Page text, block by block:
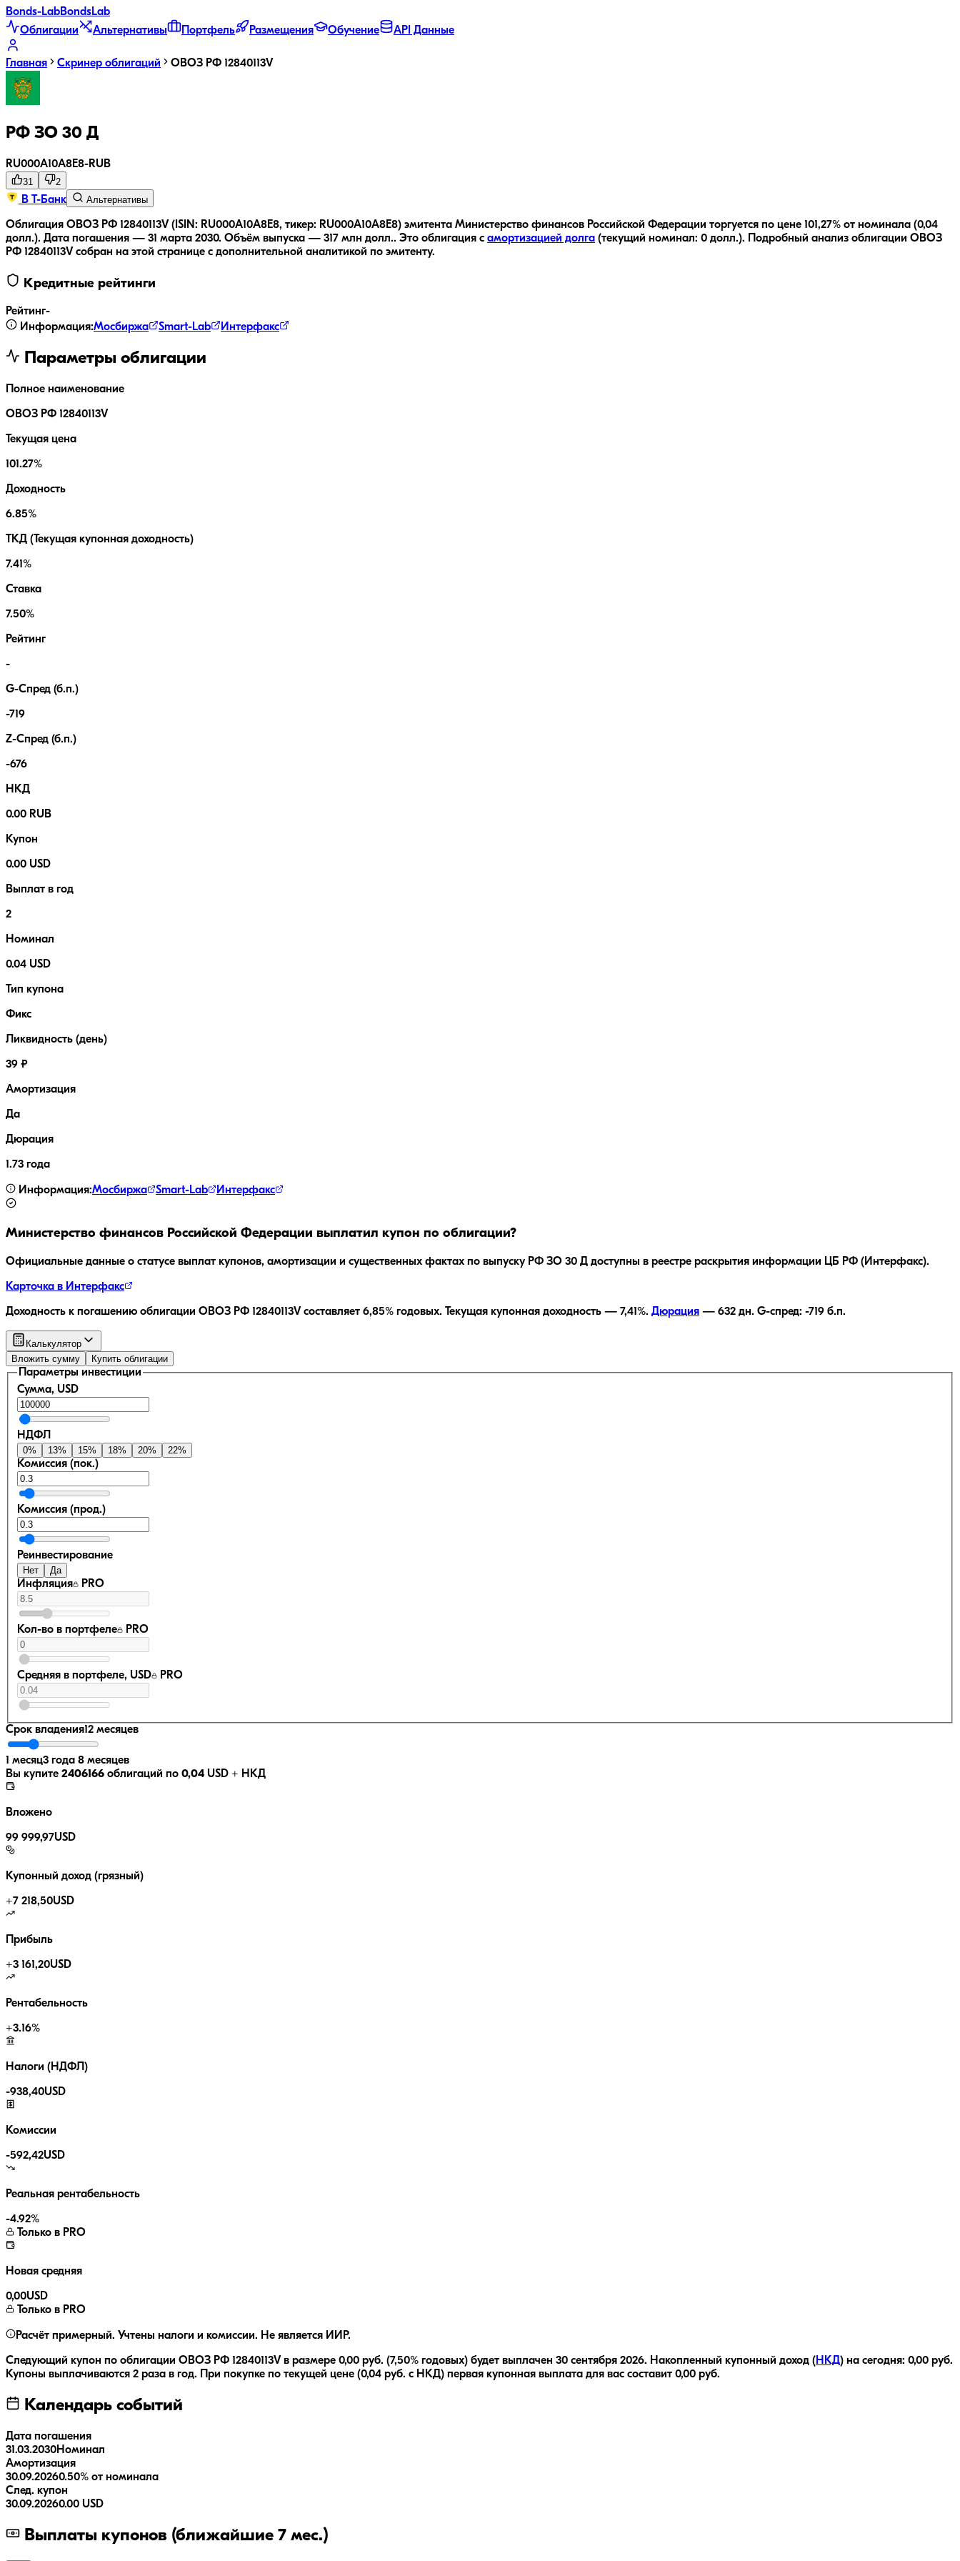
Bonds-LabBondsLab
Облигации
Альтернативы Портфель Размещения Обучение API Данные
Главная Скринер облигаций ОВОЗ РФ 12840113V
РФ ЗО 30 Д
RU000A10A8E8-RUB
31 2
В Т-Банк Альтернативы
Облигация ОВОЗ РФ 12840113V (ISIN: RU000A10A8E8, тикер: RU000A10A8E8) эмитента Министерство финансов Российской Федерации торгуется по цене 101,27% от номинала (0,04
долл.). Дата погашения — 31 марта 2030. Объём выпуска — 317 млн долл.. Это облигация с амортизацией долга (текущий номинал: 0 долл.). Подробный анализ облигации ОВОЗ
РФ 12840113V собран на этой странице с дополнительной аналитикой по эмитенту.
Кредитные рейтинги
Рейтинг-
Информация:Мосбиржа Smart-Lab Интерфакс
Параметры облигации
Полное наименование
ОВОЗ РФ 12840113V
Текущая цена
101.27%
Доходность
6.85%
ТКД (Текущая купонная доходность)
7.41%
Ставка
7.50%
Рейтинг
-
G-Спред (б.п.)
-719
Z-Спред (б.п.)
-676
НКД
0.00 RUB
Купон
0.00 USD
Выплат в год
2
Номинал
0.04 USD
Тип купона
Фикс
Ликвидность (день)
39 ₽
Амортизация
Да
Дюрация
1.73 года
Информация:Мосбиржа Smart-Lab Интерфакс
Министерство финансов Российской Федерации выплатил купон по облигации?
Официальные данные о статусе выплат купонов, амортизации и существенных фактах по выпуску РФ ЗО 30 Д доступны в реестре раскрытия информации ЦБ РФ (Интерфакс).
Карточка в Интерфакс
Доходность к погашению облигации ОВОЗ РФ 12840113V составляет 6,85% годовых. Текущая купонная доходность — 7,41%. Дюрация — 632 дн. G-спред: -719 б.п.
Калькулятор
Вложить сумму
Купить облигации
Параметры инвестиции
Сумма, USD
НДФЛ
0% 13% 15% 18% 20% 22%
Комиссия (пок.)
Комиссия (прод.)
Реинвестирование
Нет Да
Инфляция PRO
Кол-во в портфеле PRO
Средняя в портфеле, USD PRO
Срок владения12 месяцев
1 месяц3 года 8 месяцев
Вы купите 2406166 облигаций по 0,04 USD + НКД
Вложено
99 999,97USD
Купонный доход (грязный)
+7 218,50USD
Прибыль
+3 161,20USD
Рентабельность
+3.16%
Налоги (НДФЛ)
-938,40USD
Комиссии
-592,42USD
Реальная рентабельность
-4.92%
Только в PRO
Новая средняя
0,00USD
Только в PRO
Расчёт примерный. Учтены налоги и комиссии. Не является ИИР.
Следующий купон по облигации ОВОЗ РФ 12840113V в размере 0,00 руб. (7,50% годовых) будет выплачен 30 сентября 2026. Накопленный купонный доход ( НКД) на сегодня: 0,00 руб.
Купоны выплачиваются 2 раза в год. При покупке по текущей цене (0,04 руб. с НКД) первая купонная выплата для вас составит 0,00 руб.
Календарь событий
Дата погашения
31.03.2030Номинал
Амортизация
30.09.20260.50% от номинала
След. купон
30.09.20260.00 USD
Выплаты купонов (ближайшие 7 мес.)